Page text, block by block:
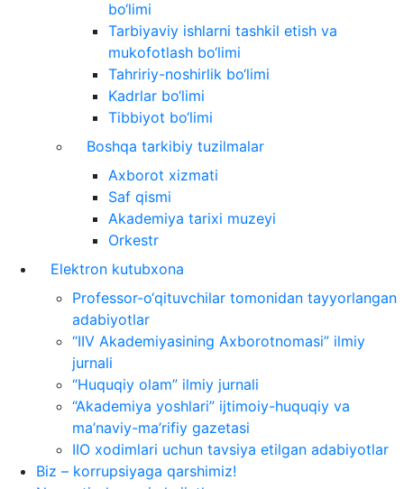
bo‘limi
Tarbiyaviy ishlarni tashkil etish va
mukofotlash bo‘limi
Tahririy-noshirlik bo‘limi
Kadrlar bo‘limi
Tibbiyot bo‘limi
Boshqa tarkibiy tuzilmalar
Axborot xizmati
Saf qismi
Akademiya tarixi muzeyi
Orkestr
Elektron kutubxona
Professor-o‘qituvchilar tomonidan tayyorlangan
adabiyotlar
“IIV Akademiyasining Axborotnomasi” ilmiy
jurnali
“Huquqiy olam” ilmiy jurnali
“Akademiya yoshlari” ijtimoiy-huquqiy va
ma’naviy-ma’rifiy gazetasi
IIO xodimlari uchun tavsiya etilgan adabiyotlar
Biz – korrupsiyaga qarshimiz!